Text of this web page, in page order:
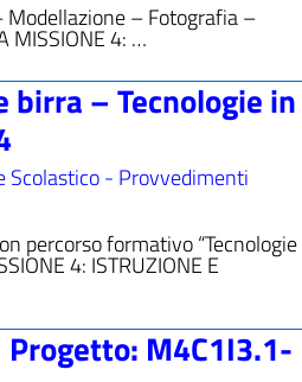
Modellazione – Fotografia –
MISSIONE 4: …
– Tecnologie in
Scolastico - Provvedimenti
percorso formativo “Tecnologie
4: ISTRUZIONE E
M4C1I3.1-